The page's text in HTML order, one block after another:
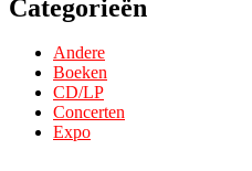
Categorieën
Andere
Boeken
CD/LP
Concerten
Expo